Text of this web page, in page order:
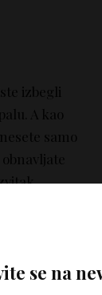
se na
izbegli
A kao
samo
za